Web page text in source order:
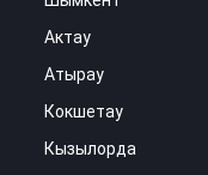
Актау
Атырау
Кокшетау
Кызылорда